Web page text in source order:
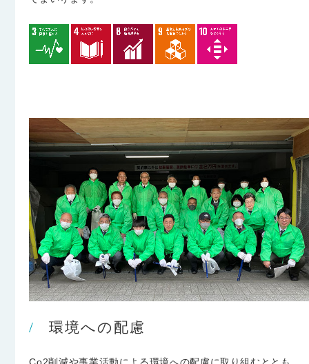
環境への配慮